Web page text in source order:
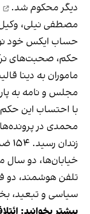
دیگرمحکوم شد.
مصطفی نیلی،
حساب ایکس خود
حکم، صحبت‌های
ماموران به دینا
مجلس و نامه به
با احتساب این
خیابان‌ها، دو سال
تلفن هوشمند، دو
سیاسی و تبعید،